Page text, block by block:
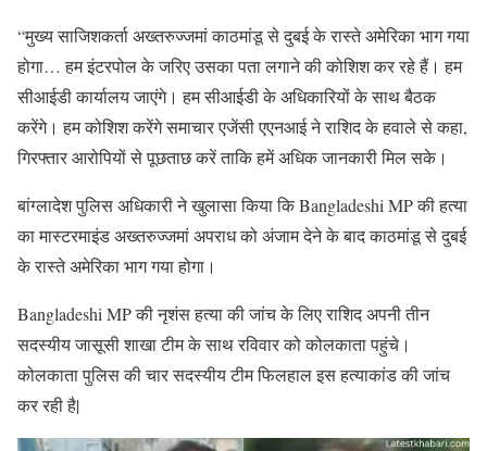
“मुख्य साजिशकर्ता अख्तरुज्जमां काठमांडू से दुबई के रास्ते अमेरिका भाग गया
होगा… हम इंटरपोल के जरिए उसका पता लगाने की कोशिश कर रहे हैं। हम
सीआईडी कार्यालय जाएंगे। हम सीआईडी के अधिकारियों के साथ बैठक
करेंगे। हम कोशिश करेंगे समाचार एजेंसी एएनआई ने राशिद के हवाले से कहा,
गिरफ्तार आरोपियों से पूछताछ करें ताकि हमें अधिक जानकारी मिल सके।
बांग्लादेश पुलिस अधिकारी ने खुलासा किया कि Bangladeshi MP की हत्या
का मास्टरमाइंड अख्तरुज्जमां अपराध को अंजाम देने के बाद काठमांडू से दुबई
के रास्ते अमेरिका भाग गया होगा।
Bangladeshi MP की नृशंस हत्या की जांच के लिए राशिद अपनी तीन
सदस्यीय जासूसी शाखा टीम के साथ रविवार को कोलकाता पहुंचे।
कोलकाता पुलिस की चार सदस्यीय टीम फिलहाल इस हत्याकांड की जांच
कर रही है|